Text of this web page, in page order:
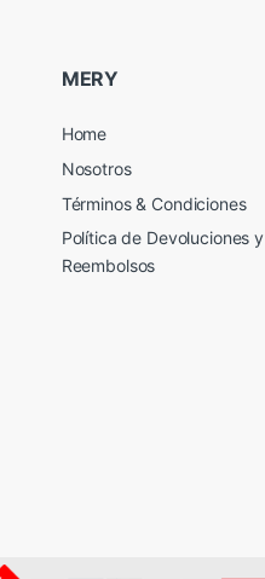
MERY
Home
Nosotros
Términos & Condiciones
Política de Devoluciones y
Reembolsos